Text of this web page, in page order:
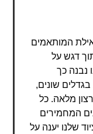
המותאמים
דגש על
נבנה כך
שונים,
מלאה. כל
המחמירים
שלנו יענה על